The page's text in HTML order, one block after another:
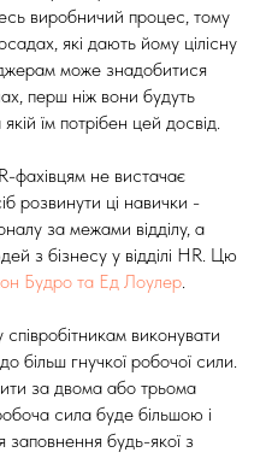
виробничий процес, тому
які дають йому цілісну
може знадобитися
перш ніж вони будуть
їм потрібен цей досвід.
фахівцям не вистачає
розвинути ці навички -
за межами відділу, а
з бізнесу у відділі HR. Цю
Будро та Ед Лоулер
співробітникам виконувати
більш гнучкої робочої сили.
за двома або трьома
сила буде більшою і
заповнення будь-якої з